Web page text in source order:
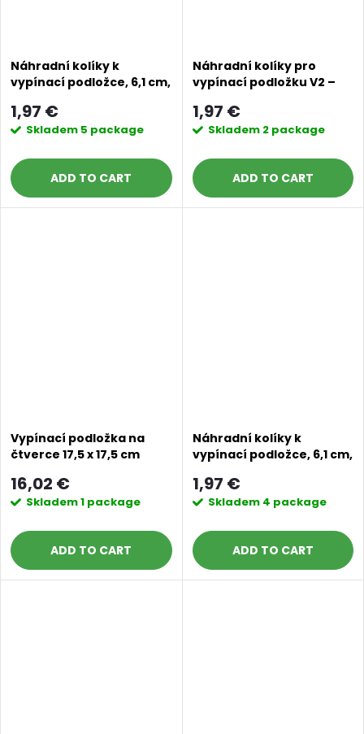
Náhradní kolíky k
vypínací podložce, 6,1 cm,
1,97 €
Skladem 5 package
ADD TO CART
Náhradní kolíky pro
vypínací podložku V2 –
1,97 €
Skladem 2 package
ADD TO CART
Vypínací podložka na
čtverce 17,5 x 17,5 cm
16,02 €
Skladem1 package
ADD TO CART
Náhradní kolíky k
vypínací podložce, 6,1 cm,
1,97 €
Skladem 4 package
ADD TO CART